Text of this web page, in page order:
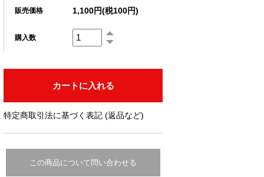
販売価格 1,100円(税100円)
購入数
特定商取引法に基づく表記 (返品など)
この商品について問い合わせる